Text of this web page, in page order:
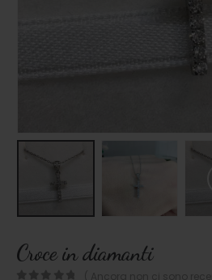
Croce in diamanti